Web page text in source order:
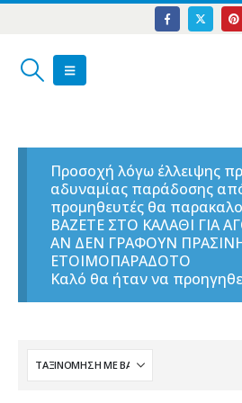
Προσοχή λόγω έλλειψης
αδυναμίας παράδοσης
προμηθευτές θα
ΒΑΖΕΤΕ ΣΤΟ ΚΑΛΑΘΙ ΓΙΑ
ΑΝ ΔΕΝ ΓΡΑΦΟΥΝ
ΕΤΟΙΜΟΠΑΡΑΔΟΤΟ
Καλό θα ήταν να